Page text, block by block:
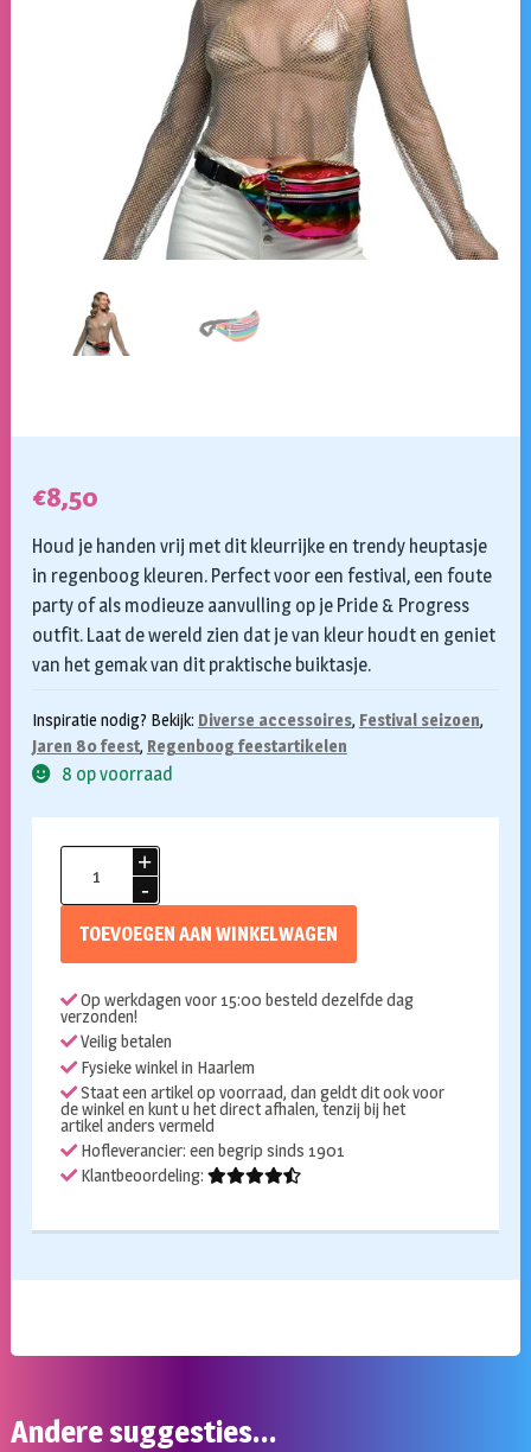
€8,50
Houd je handen vrij met dit kleurrijke en trendy heuptasje
in regenboog kleuren. Perfect voor een festival, een foute
party of als modieuze aanvulling op je Pride & Progress
outfit. Laat de wereld zien dat je van kleur houdt en geniet
van het gemak van dit praktische buiktasje.
Inspiratie nodig? Bekijk: Diverse accessoires, Festival seizoen,
Jaren 80 feest, Regenboog feestartikelen
8 op voorraad
holo
TOEVOEGEN AAN WINKELWAGEN
Op werkdagen voor 15:00 besteld dezelfde dag
verzonden!
Veilig betalen
Fysieke winkel in Haarlem
Staat een artikel op voorraad, dan geldt dit ook voor
de winkel en kunt u het direct afhalen, tenzij bij het
artikel anders vermeld
Hofleverancier: een begrip sinds 1901
Klantbeoordeling:
Andere suggesties…